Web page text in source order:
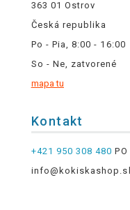
363 01 Ostrov
Česká republika
Po - Pia, 8:00 - 16:00
So - Ne, zatvorené
mapa tu
Kontakt
+421 950 308 480